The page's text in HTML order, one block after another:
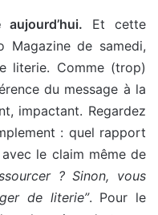
Et cette
Magazine de samedi,
literie. Comme (trop)
du message à la
impactant. Regardez
: quel rapport
le claim même de
? Sinon, vous
de literie”. Pour le